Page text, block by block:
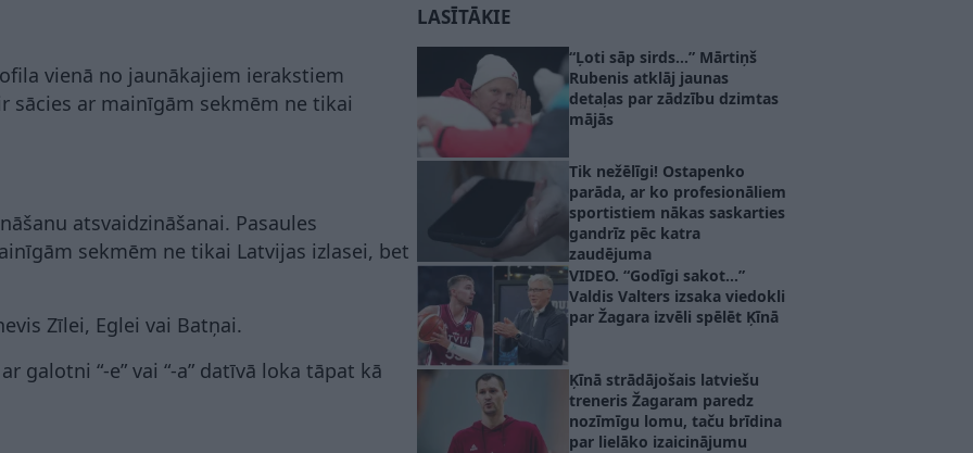
vienā no jaunākajiem ierakstiem
sācies ar mainīgām sekmēm ne tikai
atsvaidzināšanai. Pasaules
sekmēm ne tikai Latvijas izlasei, bet
Zīlei, Eglei vai Batņai.
galotni “-e” vai “-a” datīvā loka tāpat kā
LASĪTĀKIE
“Ļoti sāp sirds…” Mārtiņš
Rubenis atklāj jaunas
detaļas par zādzību dzimtas
mājās
Tik nežēlīgi! Ostapenko
parāda, ar ko profesionāliem
sportistiem nākas saskarties
gandrīz pēc katra
zaudējuma
VIDEO. “Godīgi sakot…”
Valdis Valters izsaka viedokli
par Žagara izvēli spēlēt Ķīnā
Ķīnā strādājošais latviešu
treneris Žagaram paredz
nozīmīgu lomu, taču brīdina
par lielāko izaicinājumu